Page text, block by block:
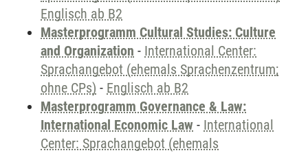
Englisch ab B2
Masterprogramm Cultural Studies: Culture
and Organization - International Center:
Sprachangebot (ehemals Sprachenzentrum;
ohne CPs) - Englisch ab B2
Masterprogramm Governance & Law:
International Economic Law - International
Center: Sprachangebot (ehemals